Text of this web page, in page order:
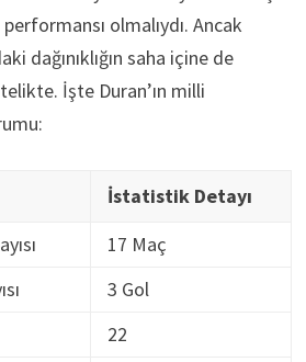
olmalıydı. Ancak
dağınıklığın saha içine de
İşte Duran’ın milli
İstatistik Detayı
17 Maç
3 Gol
22